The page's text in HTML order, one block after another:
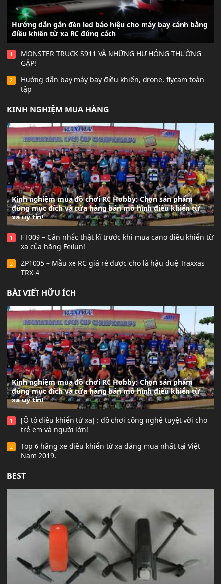
Hướng dẫn gắn đèn led báo hiệu cho máy bay cánh bằng
điều khiển từ xa RC đúng cách
1
MONSTER TRUCK S911 VÀ NHỮNG HƯ HỎNG THƯỜNG
GẶP!
2
Hướng dẫn bay máy bay điều khiển, drone, flycam toàn
tập
KINH NGHIỆM MUA HÀNG
Kinh nghiệm mua đồ chơi RC Hobby: Chọn sản phẩm
đúng mục đích và cửa hàng bán mô hình điều khiển từ
xa uy tín!
1
FT009 – Cân nhắc thật kĩ trước khi mua cano điều khiển từ
xa của hãng Feilun!
2
ZP1005 – Mẫu xe RC giá rẻ được cho là hậu duệ Traxxas
TRX-4
BÀI VIẾT HỮU ÍCH
Kinh nghiệm mua đồ chơi RC Hobby: Chọn sản phẩm
đúng mục đích và cửa hàng bán mô hình điều khiển từ
xa uy tín!
1
[Ô tô điều khiển từ xa] : đồ chơi công nghệ tuyệt vời cho
trẻ em và người lớn!
2
Top 6 hãng xe điều khiển từ xa đáng mua nhất tại Việt
Nam 2019.
BEST